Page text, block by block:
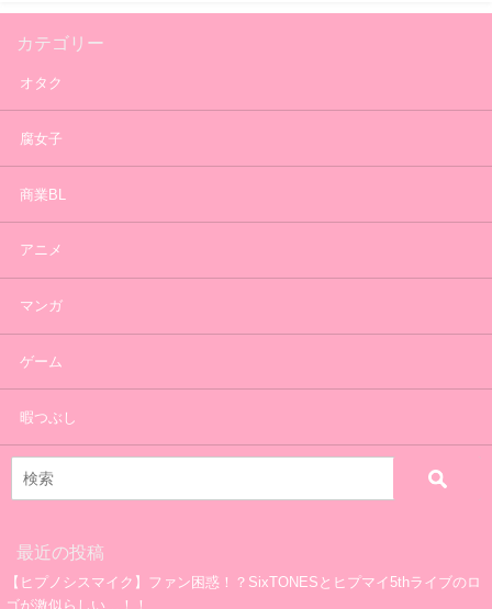
カテゴリー
オタク
腐女子
商業BL
アニメ
マンガ
ゲーム
暇つぶし
最近の投稿
【ヒプノシスマイク】ファン困惑！？SixTONESとヒプマイ5thライブのロ
ゴが激似らしい…！！